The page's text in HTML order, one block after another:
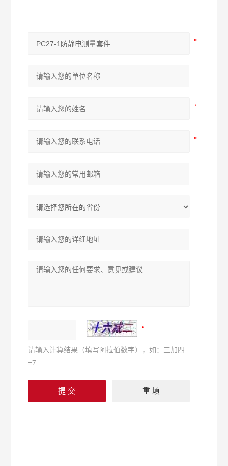
请输入计算结果（填写阿拉伯数字），如：三加四
=7